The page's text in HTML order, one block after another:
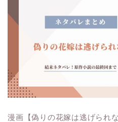
漫画【偽りの花嫁は逃げられ